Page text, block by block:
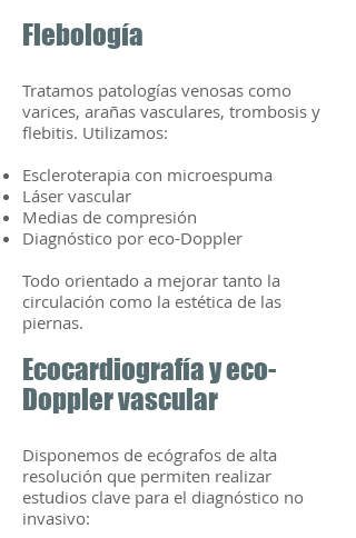
Flebología
Tratamos patologías venosas como
varices, arañas vasculares, trombosis y
flebitis. Utilizamos:
Escleroterapia con microespuma
Láser vascular
Medias de compresión
Diagnóstico por eco-Doppler
Todo orientado a mejorar tanto la
circulación como la estética de las
piernas.
Ecocardiografía y eco-
Doppler vascular
Disponemos de ecógrafos de alta
resolución que permiten realizar
estudios clave para el diagnóstico no
invasivo: